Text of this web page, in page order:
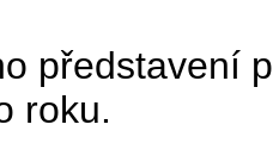
představení
roku.